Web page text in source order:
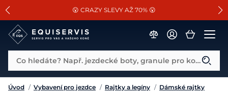
SLEVA 13% na vše od Cassini!
😮 CRAZY SLEVY AŽ 70% 😮
📐Pasování a doplňky k vybraným sedlům ZDARMA 🐴
Co hledáte? Např. jezdecké boty, granule pro koně...
Úvod / Vybavení pro jezdce / Rajtky a legíny / Dámské rajtky